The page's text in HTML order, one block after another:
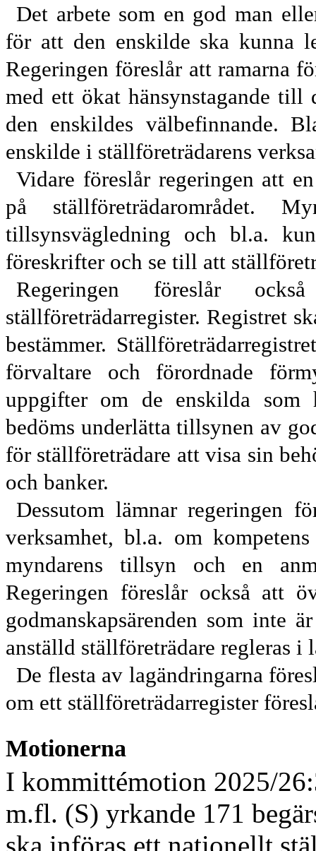
Det arbete som en god man
för att den enskilde ska kunna
Regeringen föreslår att ramarna
med ett ökat hänsynstagande
den enskildes välbefinnande.
enskilde i ställföreträdarens
Vidare föreslår regeringen att
på ställföreträdarområdet.
tillsynsvägledning och bl.a.
föreskrifter och se till att ställ
Regeringen föreslår
ställföreträdarregister. Registret
bestämmer. Ställföre
förvaltare och förordnade
uppgifter om de enskilda som
bedöms underlätta tillsynen av
för ställföreträdare att visa sin
och banker.
Dessutom lämnar regeringen
verksamhet, bl.a. om
myndarens tillsyn och en
Regeringen föreslår också att
godmanskapsärenden som inte
anställd ställföreträdare regleras i
De flesta av lagändringarna
om ett ställföreträdarregister
Motionerna
I kommittémotion 2025/
m.fl. (S) yrkande 171
ska införas ett nationellt